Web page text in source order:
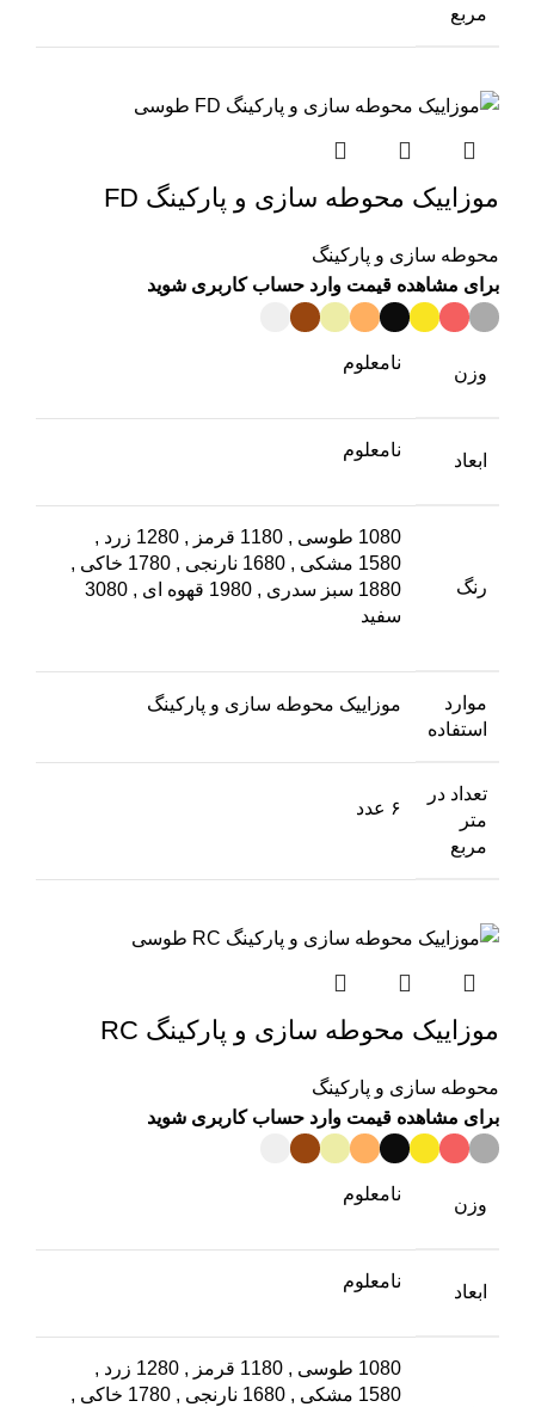
مربع
موزاییک محوطه سازی و پارکینگ FD
محوطه سازی و پارکینگ
برای مشاهده قیمت وارد حساب کاربری شوید
وزن
نامعلوم
ابعاد
نامعلوم
رنگ
1080 طوسی , 1180 قرمز , 1280 زرد
,
1580 مشکی
, 1680 نارنجی , 1780 خاکی
,
1880 سبز سدری
, 1980 قهوه ای ,
3080
سفید
موارد
استفاده
موزاییک محوطه سازی و پارکینگ
تعداد در
متر
مربع
۶ عدد
موزاییک محوطه سازی و پارکینگ RC
محوطه سازی و پارکینگ
برای مشاهده قیمت وارد حساب کاربری شوید
وزن
نامعلوم
ابعاد
نامعلوم
1080 طوسی , 1180 قرمز , 1280 زرد
,
1580 مشکی
, 1680 نارنجی , 1780 خاکی
,